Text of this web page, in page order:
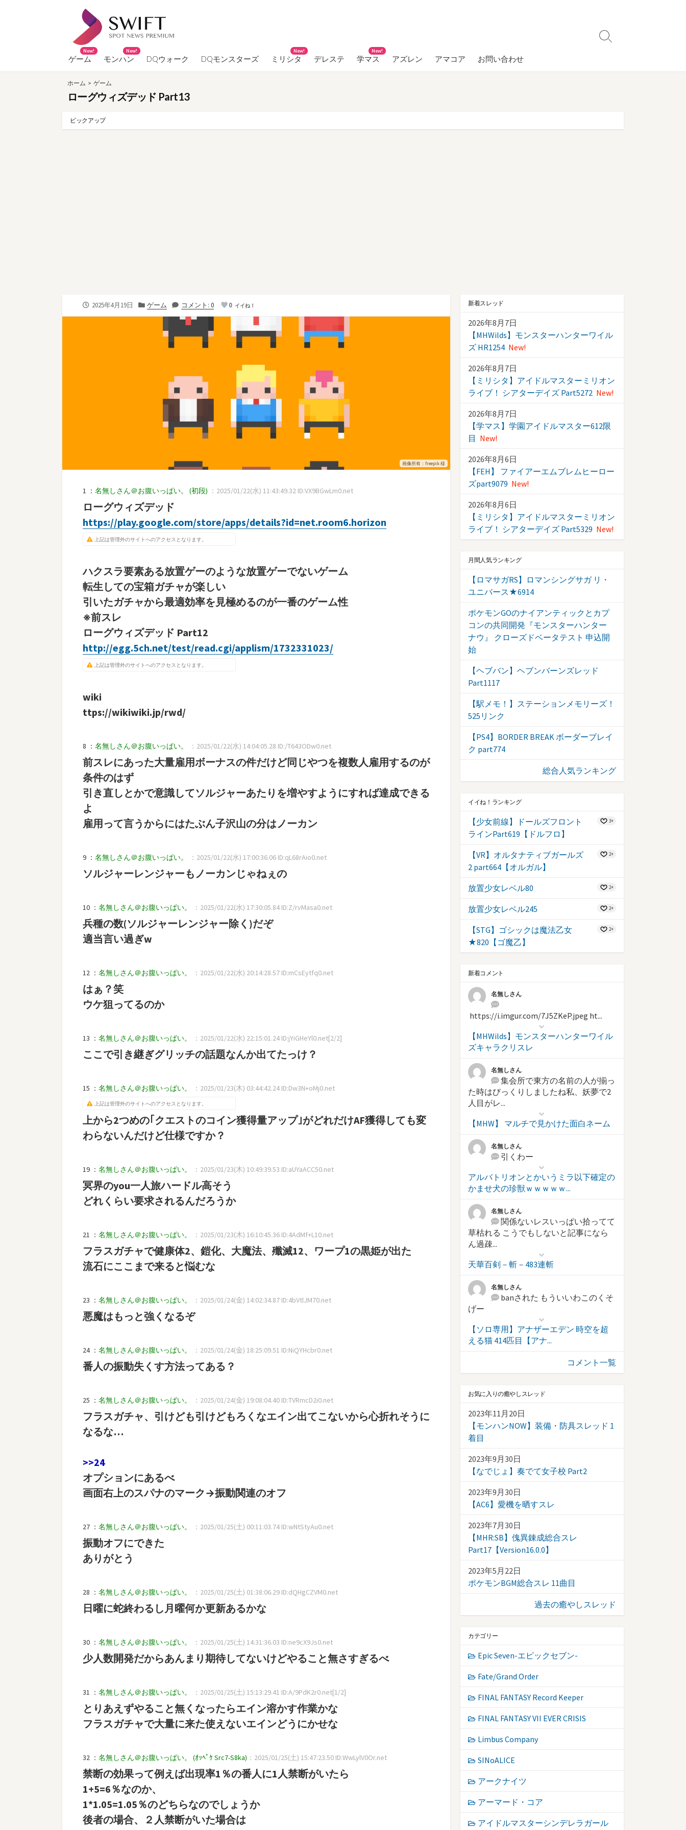
へ
ゲーム
New!
モンハン
New!
DQウォーク DQモンスターズ ミリシタ
New!
デレステ 学マス
New!
アズレン アマコア お問い合わせ
検
り
ホーム > ゲーム
ローグウィズデッド Part13
ピックアップ
公
2025年4月19日
カ
ゲーム コメント: 0 0 イイね！
画像所有：freepik 様
1 ： 名無しさん＠お腹いっぱい。 (初段) ：2025/01/22(水) 11:43:49.32 ID:VX9BGwLm0.net
ローグウィズデッド
https://play.google.com/store/apps/details?id=net.room6.horizon
上記は管理外のサイトへのアクセスとなります。
ハクスラ要素ある放置ゲーのような放置ゲーでないゲーム
転生しての宝箱ガチャが楽しい
引いたガチャから最適効率を見極めるのが一番のゲーム性
※前スレ
ローグウィズデッド Part12
http://egg.5ch.net/test/read.cgi/applism/1732331023/
上記は管理外のサイトへのアクセスとなります。
wiki
ttps://wikiwiki.jp/rwd/
8 ： 名無しさん＠お腹いっぱい。 ：2025/01/22(水) 14:04:05.28 ID:/T643ODw0.net
前スレにあった大量雇用ボーナスの件だけど同じやつを複数人雇用するのが
条件のはず
引き直しとかで意識してソルジャーあたりを増やすようにすれば達成できる
よ
雇用って言うからにはたぶん子沢山の分はノーカン
9 ： 名無しさん＠お腹いっぱい。 ：2025/01/22(水) 17:00:36.06 ID:qL68rAio0.net
ソルジャーレンジャーもノーカンじゃねぇの
10 ： 名無しさん＠お腹いっぱい。 ：2025/01/22(水) 17:30:05.84 ID:Z/rvMasa0.net
兵種の数(ソルジャーレンジャー除く)だぞ
適当言い過ぎw
12 ： 名無しさん＠お腹いっぱい。 ：2025/01/22(水) 20:14:28.57 ID:mCsEytfq0.net
はぁ？笑
ウケ狙ってるのか
13 ： 名無しさん＠お腹いっぱい。 ：2025/01/22(水) 22:15:01.24 ID:jYiGHeYl0.net[2/2]
ここで引き継ぎグリッチの話題なんか出てたっけ？
15 ： 名無しさん＠お腹いっぱい。 ：2025/01/23(木) 03:44:42.24 ID:Dw3N+oMj0.net
上記は管理外のサイトへのアクセスとなります。
上から2つめの｢クエストのコイン獲得量アップ｣がどれだけAF獲得しても変
わらないんだけど仕様ですか？
19 ： 名無しさん＠お腹いっぱい。 ：2025/01/23(木) 10:49:39.53 ID:aUYaACC50.net
冥界のyou一人旅ハードル高そう
どれくらい要求されるんだろうか
21 ： 名無しさん＠お腹いっぱい。 ：2025/01/23(木) 16:10:45.36 ID:4AdMf+L10.net
フラスガチャで健康体2、鎧化、大魔法、殲滅12、ワープ1の黒姫が出た
流石にここまで来ると悩むな
23 ： 名無しさん＠お腹いっぱい。 ：2025/01/24(金) 14:02:34.87 ID:4bVtlJM70.net
悪魔はもっと強くなるぞ
24 ： 名無しさん＠お腹いっぱい。 ：2025/01/24(金) 18:25:09.51 ID:NiQYHcbr0.net
番人の振動失くす方法ってある？
25 ： 名無しさん＠お腹いっぱい。 ：2025/01/24(金) 19:08:04.40 ID:TVRmcD2i0.net
フラスガチャ、引けども引けどもろくなエイン出てこないから心折れそうに
なるな…
>>24
オプションにあるべ
画面右上のスパナのマーク→振動関連のオフ
27 ： 名無しさん＠お腹いっぱい。 ：2025/01/25(土) 00:11:03.74 ID:wNtStyAu0.net
振動オフにできた
ありがとう
28 ： 名無しさん＠お腹いっぱい。 ：2025/01/25(土) 01:38:06.29 ID:dQHgCZVM0.net
日曜に蛇終わるし月曜何か更新あるかな
30 ： 名無しさん＠お腹いっぱい。 ：2025/01/25(土) 14:31:36.03 ID:ne9cX9Js0.net
少人数開発だからあんまり期待してないけどやること無さすぎるべ
31 ： 名無しさん＠お腹いっぱい。 ：2025/01/25(土) 15:13:29.41 ID:A/9PdK2r0.net[1/2]
とりあえずやること無くなったらエイン溶かす作業かな
フラスガチャで大量に来た使えないエインどうにかせな
32 ： 名無しさん＠お腹いっぱい。 (ｵｯﾍﾟｹ Src7-S8ka) ：2025/01/25(土) 15:47:23.50 ID:WwLylV0Or.net
禁断の効果って例えば出現率1％の番人に1人禁断がいたら
1+5=6％なのか、
1*1.05=1.05％のどちらなのでしょうか
後者の場合、２人禁断がいた場合は
新着スレッド
2026年8月7日
【MHWilds】モンスターハンターワイル
ズ HR1254 New!
2026年8月7日
【ミリシタ】アイドルマスターミリオン
ライブ！ シアターデイズ Part5272 New!
2026年8月7日
【学マス】学園アイドルマスター612限
目 New!
2026年8月6日
【FEH】 ファイアーエムブレムヒーロー
ズpart9079 New!
2026年8月6日
【ミリシタ】アイドルマスターミリオン
ライブ！ シアターデイズ Part5329 New!
月間人気ランキング
【ロマサガRS】ロマンシングサガ リ・
ユニバース★6914
ポケモンGOのナイアンティックとカプ
コンの共同開発『モンスターハンター
ナウ』 クローズドベータテスト 申込開
始
【ヘブバン】ヘブンバーンズレッド
Part1117
【駅メモ！】ステーションメモリーズ！
525リンク
【PS4】BORDER BREAK ボーダーブレイ
ク part774
総合人気ランキング
イイね！ランキング
【少女前線】ドールズフロント
ラインPart619【ドルフロ】
3+
【VR】オルタナティブガールズ
2 part664【オルガル】
2+
放置少女レベル80 2+
放置少女レベル245 2+
【STG】ゴシックは魔法乙女
★820【ゴ魔乙】
2+
新着コメント
名無しさん
https://i.imgur.com/7J5ZKeP.jpeg ht...
【MHWilds】モンスターハンターワイル
ズキャラクリスレ
名無しさん
集会所で東方の名前の人が揃っ
た時はびっくりしましたね私、妖夢で2
人目がレ...
【MHW】 マルチで見かけた面白ネーム
名無しさん
引くわー
アルバトリオンとかいうミラ以下確定の
かませ犬の珍獣ｗｗｗｗｗ...
名無しさん
関係ないレスいっぱい拾ってて
草枯れる こうでもしないと記事になら
ん過疎...
天華百剣－斬－483連斬
名無しさん
banされた もういいわこのくそ
げー
【ソロ専用】アナザーエデン 時空を超
える猫 414匹目【アナ...
コメント一覧
お気に入りの癒やしスレッド
2023年11月20日
【モンハンNOW】装備・防具スレッド 1
着目
2023年9月30日
【なでじょ】奏でて女子校 Part2
2023年9月30日
【AC6】愛機を晒すスレ
2023年7月30日
【MHR:SB】傀異錬成総合スレ
Part17【Version16.0.0】
2023年5月22日
ポケモンBGM総合スレ 11曲目
過去の癒やしスレッド
カテゴリー
Epic Seven-エピックセブン-
Fate/Grand Order
FINAL FANTASY Record Keeper
FINAL FANTASY VII EVER CRISIS
Limbus Company
SINoALICE
アークナイツ
アーマード・コア
アイドルマスターシンデレラガール